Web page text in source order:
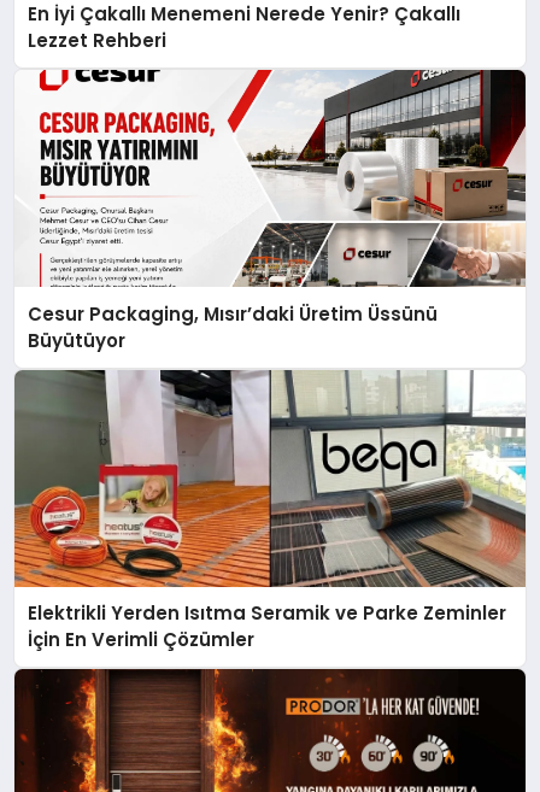
En İyi Çakallı Menemeni Nerede Yenir? Çakallı
Lezzet Rehberi
Cesur Packaging, Mısır’daki Üretim Üssünü
Büyütüyor
Elektrikli Yerden Isıtma Seramik ve Parke Zeminler
İçin En Verimli Çözümler